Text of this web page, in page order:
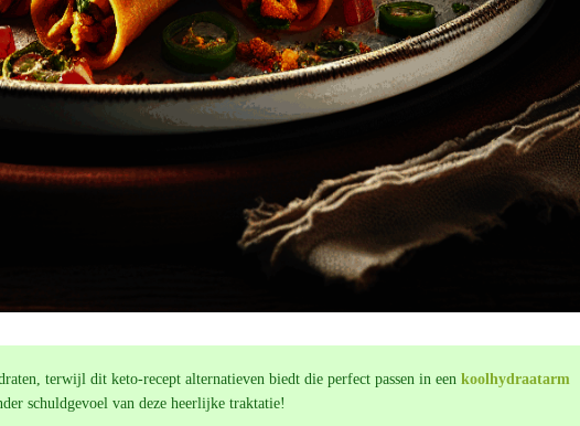
terwijl dit keto-recept alternatieven biedt die perfect passen in een koolhydraatarm
schuldgevoel van deze heerlijke traktatie!